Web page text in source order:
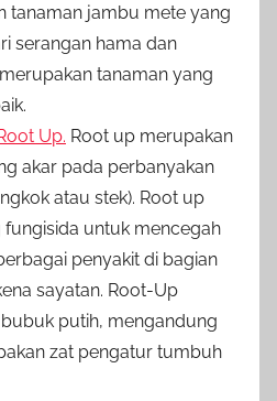
tanaman jambu mete yang
serangan hama dan
tanaman yang
Up. Root up merupakan
akar pada perbanyakan
atau stek). Root up
untuk mencegah
penyakit di bagian
sayatan. Root-Up
putih, mengandung
zat pengatur tumbuh